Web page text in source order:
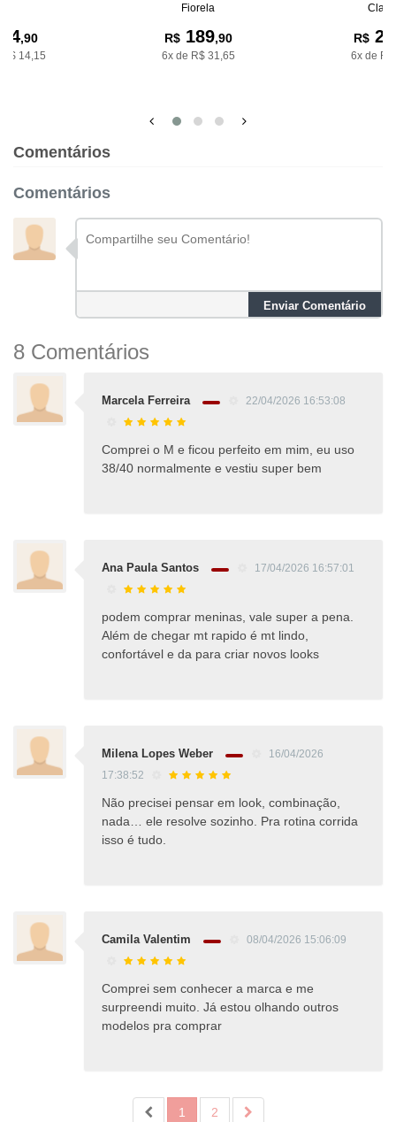
,90
14,15
Fiorela
R$189,90
6x de R$ 31,65
R$
6x de
Comentários
Comentários
Enviar Comentário
8 Comentários
Marcela Ferreira 22/04/2026 16:53:08
Comprei o M e ficou perfeito em mim, eu uso
38/40 normalmente e vestiu super bem
Ana Paula Santos 17/04/2026 16:57:01
podem comprar meninas, vale super a pena.
Além de chegar mt rapido é mt lindo,
confortável e da para criar novos looks
Milena Lopes Weber
16/04/2026
17:38:52
Não precisei pensar em look, combinação,
nada… ele resolve sozinho. Pra rotina corrida
isso é tudo.
Camila Valentim 08/04/2026 15:06:09
Comprei sem conhecer a marca e me
surpreendi muito. Já estou olhando outros
modelos pra comprar
1 2